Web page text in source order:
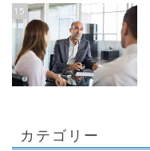
15
カテゴリー